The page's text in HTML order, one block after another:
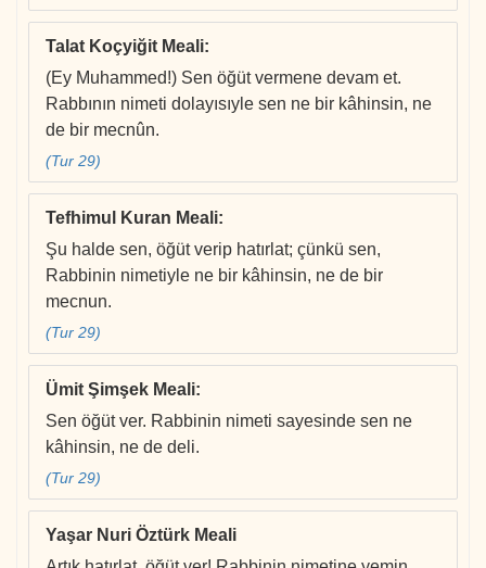
Talat Koçyiğit Meali:
(Ey Muhammed!) Sen öğüt vermene devam et.
Rabbının nimeti dolayısıyle sen ne bir kâhinsin, ne
de bir mecnûn.
(Tur 29)
Tefhimul Kuran Meali:
Şu halde sen, öğüt verip hatırlat; çünkü sen,
Rabbinin nimetiyle ne bir kâhinsin, ne de bir
mecnun.
(Tur 29)
Ümit Şimşek Meali:
Sen öğüt ver. Rabbinin nimeti sayesinde sen ne
kâhinsin, ne de deli.
(Tur 29)
Yaşar Nuri Öztürk Meali